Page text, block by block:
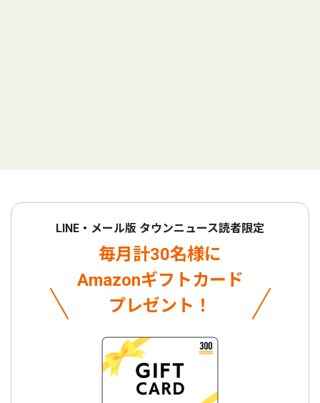
LINE・メール版 タウンニュース読者限定
毎月計30名様に
Amazonギフトカード
プレゼント！